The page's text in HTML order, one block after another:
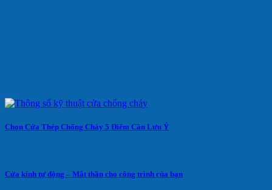
Chọn Cửa Thép Chống Cháy 5 Điểm Cần Lưu Ý
Cửa kính tự động – Mắt thần cho công trình của bạn